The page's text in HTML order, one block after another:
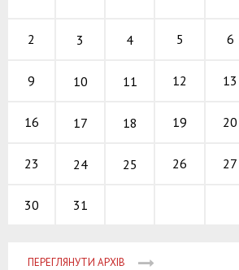
2 3 4 5 6
9 10 11 12 13
16 17 18 19 20
23 24 25 26 27
30 31
ПЕРЕГЛЯНУТИ АРХІВ